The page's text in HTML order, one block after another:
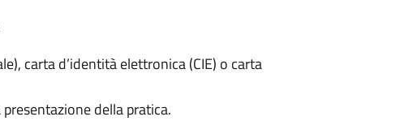
carta d’identità elettronica (CIE) o carta
della pratica.